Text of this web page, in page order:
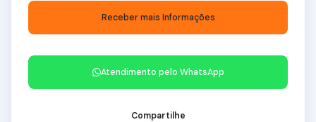
Atendimento pelo WhatsApp
Compartilhe